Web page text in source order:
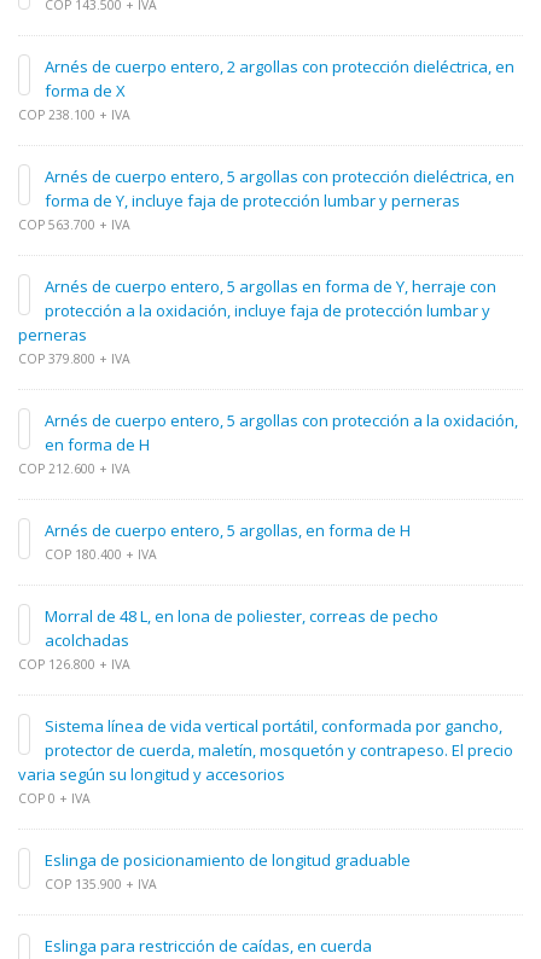
COP 143.500 + IVA
Arnés de cuerpo entero, 2 argollas con protección dieléctrica, en
forma de X
COP 238.100 + IVA
Arnés de cuerpo entero, 5 argollas con protección dieléctrica, en
forma de Y, incluye faja de protección lumbar y perneras
COP 563.700 + IVA
Arnés de cuerpo entero, 5 argollas en forma de Y, herraje con
protección a la oxidación, incluye faja de protección lumbar y
perneras
COP 379.800 + IVA
Arnés de cuerpo entero, 5 argollas con protección a la oxidación,
en forma de H
COP 212.600 + IVA
Arnés de cuerpo entero, 5 argollas, en forma de H
COP 180.400 + IVA
Morral de 48 L, en lona de poliester, correas de pecho
acolchadas
COP 126.800 + IVA
Sistema línea de vida vertical portátil, conformada por gancho,
protector de cuerda, maletín, mosquetón y contrapeso. El precio
varia según su longitud y accesorios
COP 0 + IVA
Eslinga de posicionamiento de longitud graduable
COP 135.900 + IVA
Eslinga para restricción de caídas, en cuerda